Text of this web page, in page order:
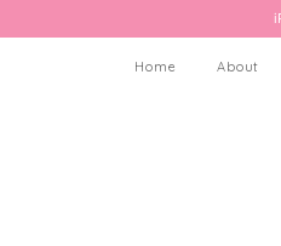
Home About